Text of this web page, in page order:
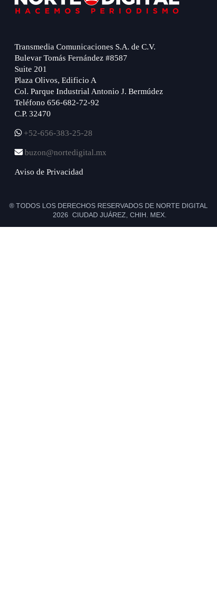
Transmedia Comunicaciones S.A. de C.V.
Bulevar Tomás Fernández #8587
Suite 201
Plaza Olivos, Edificio A
Col. Parque Industrial Antonio J. Bermúdez
Teléfono 656-682-72-92
C.P. 32470
+52-656-383-25-28
buzon@nortedigital.mx
Aviso de Privacidad
® TODOS LOS DERECHOS RESERVADOS DE NORTE DIGITAL
2026 CIUDAD JUÁREZ, CHIH. MEX.